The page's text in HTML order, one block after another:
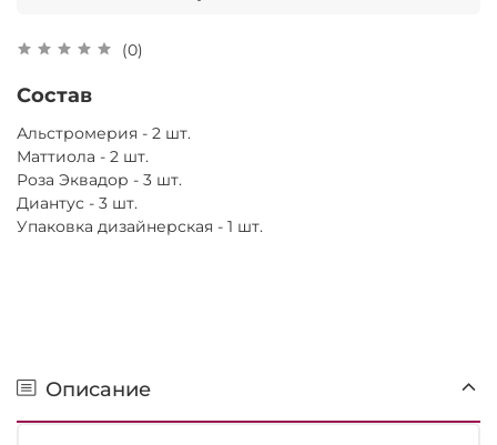
(0)
Состав
Альстромерия - 2 шт.
Маттиола - 2 шт.
Роза Эквадор - 3 шт.
Диантус - 3 шт.
Упаковка дизайнерская - 1 шт.
Описание